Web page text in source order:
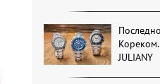
JULIANY